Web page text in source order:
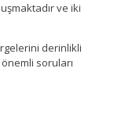
ve iki
derinlikli
soruları